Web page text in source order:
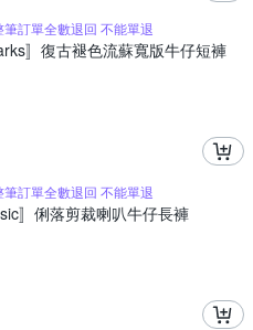
訂單全數退回 不能單退
〛復古褪色流蘇寬版牛仔短褲
訂單全數退回 不能單退
〛俐落剪裁喇叭牛仔長褲